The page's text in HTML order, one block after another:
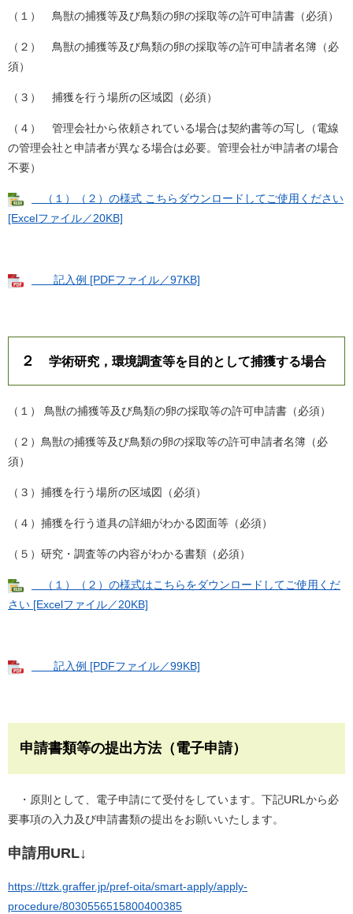
（１） 鳥獣の捕獲等及び鳥類の卵の採取等の許可申請書（必須）
（２） 鳥獣の捕獲等及び鳥類の卵の採取等の許可申請者名簿（必
須）
（３） 捕獲を行う場所の区域図（必須）
（４） 管理会社から依頼されている場合は契約書等の写し（電線
の管理会社と申請者が異なる場合は必要。管理会社が申請者の場合
不要）
（１）（２）の様式 こちらダウンロードしてご使用ください
[Excelファイル／20KB]
記入例 [PDFファイル／97KB]
２ 学術研究，環境調査等を目的として捕獲する場合
（１） 鳥獣の捕獲等及び鳥類の卵の採取等の許可申請書（必須）
（２）鳥獣の捕獲等及び鳥類の卵の採取等の許可申請者名簿（必
須）
（３）捕獲を行う場所の区域図（必須）
（４）捕獲を行う道具の詳細がわかる図面等（必須）
（５）研究・調査等の内容がわかる書類（必須）
（１）（２）の様式はこちらをダウンロードしてご使用くだ
さい [Excelファイル／20KB]
記入例 [PDFファイル／99KB]
申請書類等の提出方法（電子申請）
・原則として、電子申請にて受付をしています。下記URLから必
要事項の入力及び申請書類の提出をお願いいたします。
申請用URL↓
https://ttzk.graffer.jp/pref-oita/smart-apply/apply-
procedure/8030556515800400385